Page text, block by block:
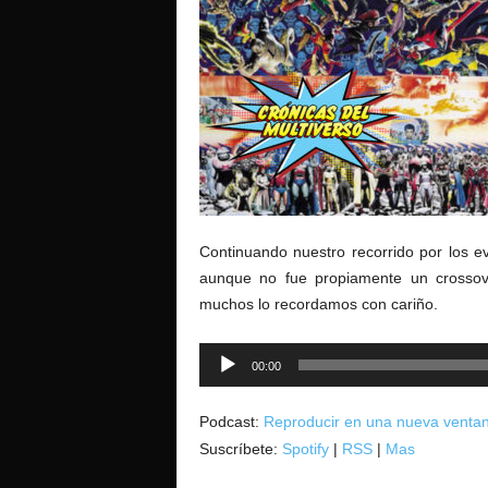
Continuando nuestro recorrido por los
aunque no fue propiamente un
muchos lo recordamos con cariño.
Reproductor
00:00
Podcast: Reproducir en una nueva
Suscríbete: Spotify| RSS| Mas